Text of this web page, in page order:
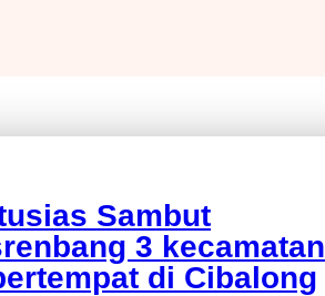
Sambut
3 kecamatan
di Cibalong